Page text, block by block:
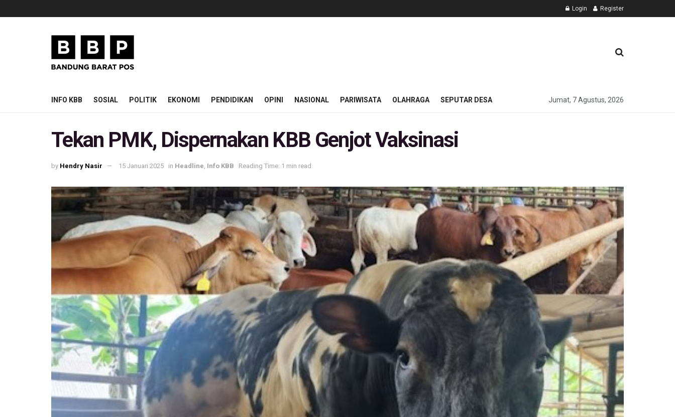
Login Register
INFO KBB SOSIAL POLITIK EKONOMI PENDIDIKAN OPINI NASIONAL PARIWISATA OLAHRAGA SEPUTAR DESA Jumat, 7 Agustus, 2026
Tekan PMK, Dispernakan KBB Genjot Vaksinasi
by Hendry Nasir 15 Januari 2025 in Headline Info KBB Reading Time: 1 min read